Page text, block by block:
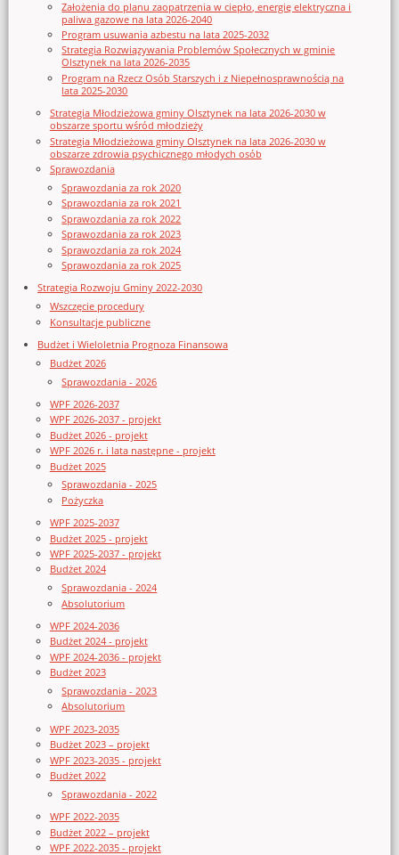
Założenia do planu zaopatrzenia w ciepło, energię elektryczna i
paliwa gazowe na lata 2026-2040
Program usuwania azbestu na lata 2025-2032
Strategia Rozwiązywania Problemów Społecznych w gminie
Olsztynek na lata 2026-2035
Program na Rzecz Osób Starszych i z Niepełnosprawnością na
lata 2025-2030
Strategia Młodzieżowa gminy Olsztynek na lata 2026-2030 w
obszarze sportu wśród młodzieży
Strategia Młodzieżowa gminy Olsztynek na lata 2026-2030 w
obszarze zdrowia psychicznego młodych osób
Sprawozdania
Sprawozdania za rok 2020
Sprawozdania za rok 2021
Sprawozdania za rok 2022
Sprawozdania za rok 2023
Sprawozdania za rok 2024
Sprawozdania za rok 2025
Strategia Rozwoju Gminy 2022-2030
Wszczęcie procedury
Konsultacje publiczne
Budżet i Wieloletnia Prognoza Finansowa
Budżet 2026
Sprawozdania - 2026
WPF 2026-2037
WPF 2026-2037 - projekt
Budżet 2026 - projekt
WPF 2026 r. i lata następne - projekt
Budżet 2025
Sprawozdania - 2025
Pożyczka
WPF 2025-2037
Budżet 2025 - projekt
WPF 2025-2037 - projekt
Budżet 2024
Sprawozdania - 2024
Absolutorium
WPF 2024-2036
Budżet 2024 - projekt
WPF 2024-2036 - projekt
Budżet 2023
Sprawozdania - 2023
Absolutorium
WPF 2023-2035
Budżet 2023 – projekt
WPF 2023-2035 - projekt
Budżet 2022
Sprawozdania - 2022
WPF 2022-2035
Budżet 2022 – projekt
WPF 2022-2035 - projekt